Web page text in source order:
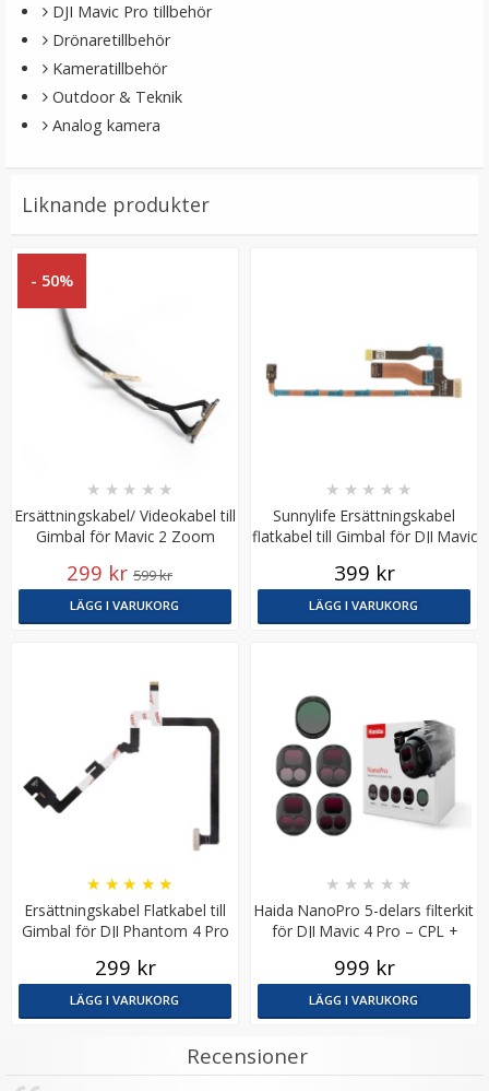
LÄGG I VARUKORG
179 kr
4 st Motorskyddskåpor för DJI Mavic Pro blå
79 kr
DJI Mavic Pro tillbehör
Drönaretillbehör
Kameratillbehör
Outdoor & Teknik
Analog kamera
Liknande produkter
- 50%
Ersättningskabel/ Videokabel till
Gimbal för Mavic 2 Zoom
★ ★ ★ ★ ★
299 kr 599 kr
LÄGG I VARUKORG
Sunnylife Ersättningskabel
flatkabel till Gimbal för DJI Mavic
★ ★ ★ ★ ★
399 kr
LÄGG I VARUKORG
Ersättningskabel Flatkabel till
Gimbal för DJI Phantom 4 Pro
★ ★ ★ ★ ★
299 kr
LÄGG I VARUKORG
Haida NanoPro 5-delars filterkit
för DJI Mavic 4 Pro – CPL +
★ ★ ★ ★ ★
999 kr
LÄGG I VARUKORG
Recensioner